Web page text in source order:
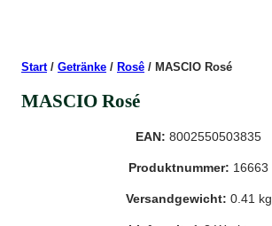
Start/ Getränke / Rosê / MASCIO Rosé
MASCIO Rosé
EAN: 8002550503835
Produktnummer: 16663
Versandgewicht: 0.41 kg